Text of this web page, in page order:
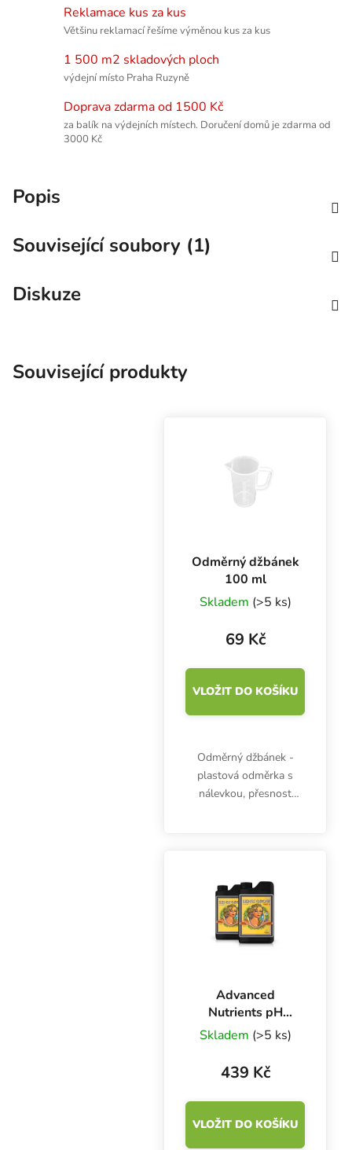
Reklamace kus za kus
Většinu reklamací řešíme výměnou kus za kus
1 500 m2 skladových ploch
výdejní místo Praha Ruzyně
Doprava zdarma od 1500 Kč
za balík na výdejních místech. Doručení domů je zdarma od
3000 Kč
Popis
Související soubory (1)
Diskuze
Související produkty
Odměrný džbánek
100 ml
Skladem (>5 ks)
69 Kč
VLOŽIT DO KOŠÍKU
Odměrný džbánek -
plastová odměrka s
nálevkou, přesnost
Advanced
Nutrients pH
Perfect Sensi
Grow A+B 500 ml,
základní hnojivo
na růst
Skladem (>5 ks)
439 Kč
VLOŽIT DO KOŠÍKU